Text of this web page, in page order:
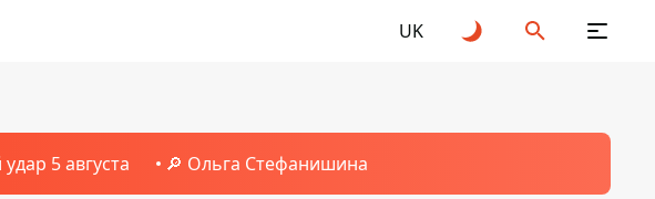
UK
5 августа 🔎 Ольга Стефанишина